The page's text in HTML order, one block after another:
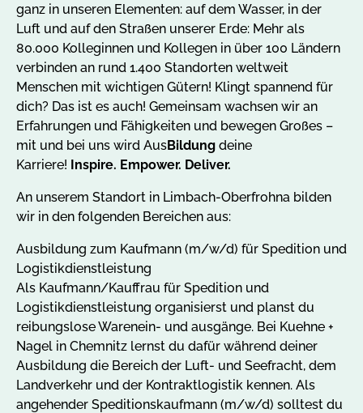
ganz in unseren Elementen: auf dem Wasser, in der
Luft und auf den Straßen unserer Erde: Mehr als
80.000 Kolleginnen und Kollegen in über 100 Ländern
verbinden an rund 1.400 Standorten weltweit
Menschen mit wichtigen Gütern! Klingt spannend für
dich? Das ist es auch! Gemeinsam wachsen wir an
Erfahrungen und Fähigkeiten und bewegen Großes –
mit und bei uns wird AusBildung deine
Karriere! Inspire. Empower. Deliver.
An unserem Standort in Limbach-Oberfrohna bilden
wir in den folgenden Bereichen aus:
Ausbildung zum Kaufmann (m/w/d) für Spedition und
Logistikdienstleistung
Als Kaufmann/Kauffrau für Spedition und
Logistikdienstleistung organisierst und planst du
reibungslose Warenein- und ausgänge. Bei Kuehne +
Nagel in Chemnitz lernst du dafür während deiner
Ausbildung die Bereich der Luft- und Seefracht, dem
Landverkehr und der Kontraktlogistik kennen. Als
angehender Speditionskaufmann (m/w/d) solltest du